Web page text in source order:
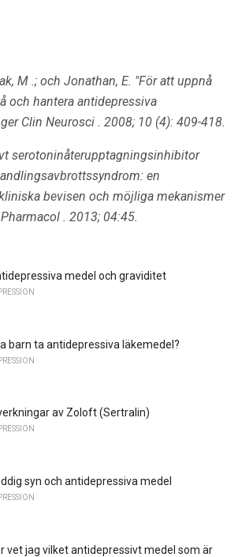
M .; och Jonathan, E. "För att uppnå
och hantera antidepressiva
Clin Neurosci . 2008; 10 (4): 409-418.
serotoninåterupptagningsinhibitor
en
bevisen och möjliga mekanismer
. 2013; 04:45.
medel och graviditet
barn ta antidepressiva läkemedel?
av Zoloft (Sertralin)
syn och antidepressiva medel
vet jag vilket antidepressivt medel som är